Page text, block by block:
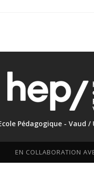
Pédagogique - Vaud
EN COLLABORATION